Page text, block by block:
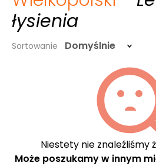
łysienia
Sortowanie Domyślnie
Niestety nie znaleźliśmy
Może poszukamy w innym